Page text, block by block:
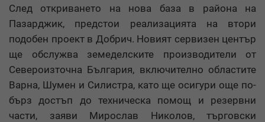
След откриването на нова база в района на
Пазарджик, предстои реализацията на втори
подобен проект в Добрич. Новият сервизен център
ще обслужва земеделските производители от
Североизточна България, включително областите
Варна, Шумен и Силистра, като ще осигури още по-
бърз достъп до техническа помощ и резервни
части, заяви Мирослав Николов, търговски